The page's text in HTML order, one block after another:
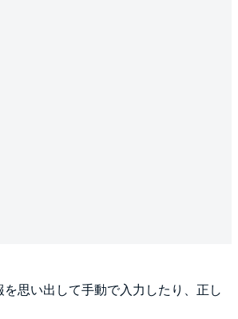
思い出して手動で入力したり、正し